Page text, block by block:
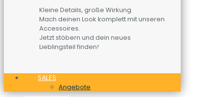
Kleine Details, große Wirkung.
Mach deinen Look komplett mit unseren
Accessoires.
Jetzt stöbern und dein neues
Lieblingsteil finden!
SALES
Angebote